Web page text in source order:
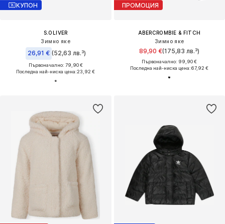
КУПОН
S.OLIVER
Зимно яке
26,91 € (52,63 лв.³)
Първоначално: 79,90 €
Последна най-ниска цена:23,92 €
ПРОМОЦИЯ
ABERCROMBIE & FITCH
Зимно яке
89,90 €(175,83 лв.³)
Първоначално: 99,90 €
Последна най-ниска цена:67,92 €